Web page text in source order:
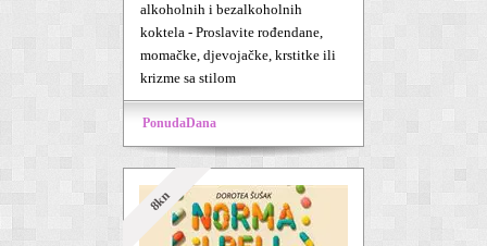
alkoholnih i bezalkoholnih
koktela - Proslavite rođendane,
momačke, djevojačke, krstitke ili
krizme sa stilom
PonudaDana
8kn